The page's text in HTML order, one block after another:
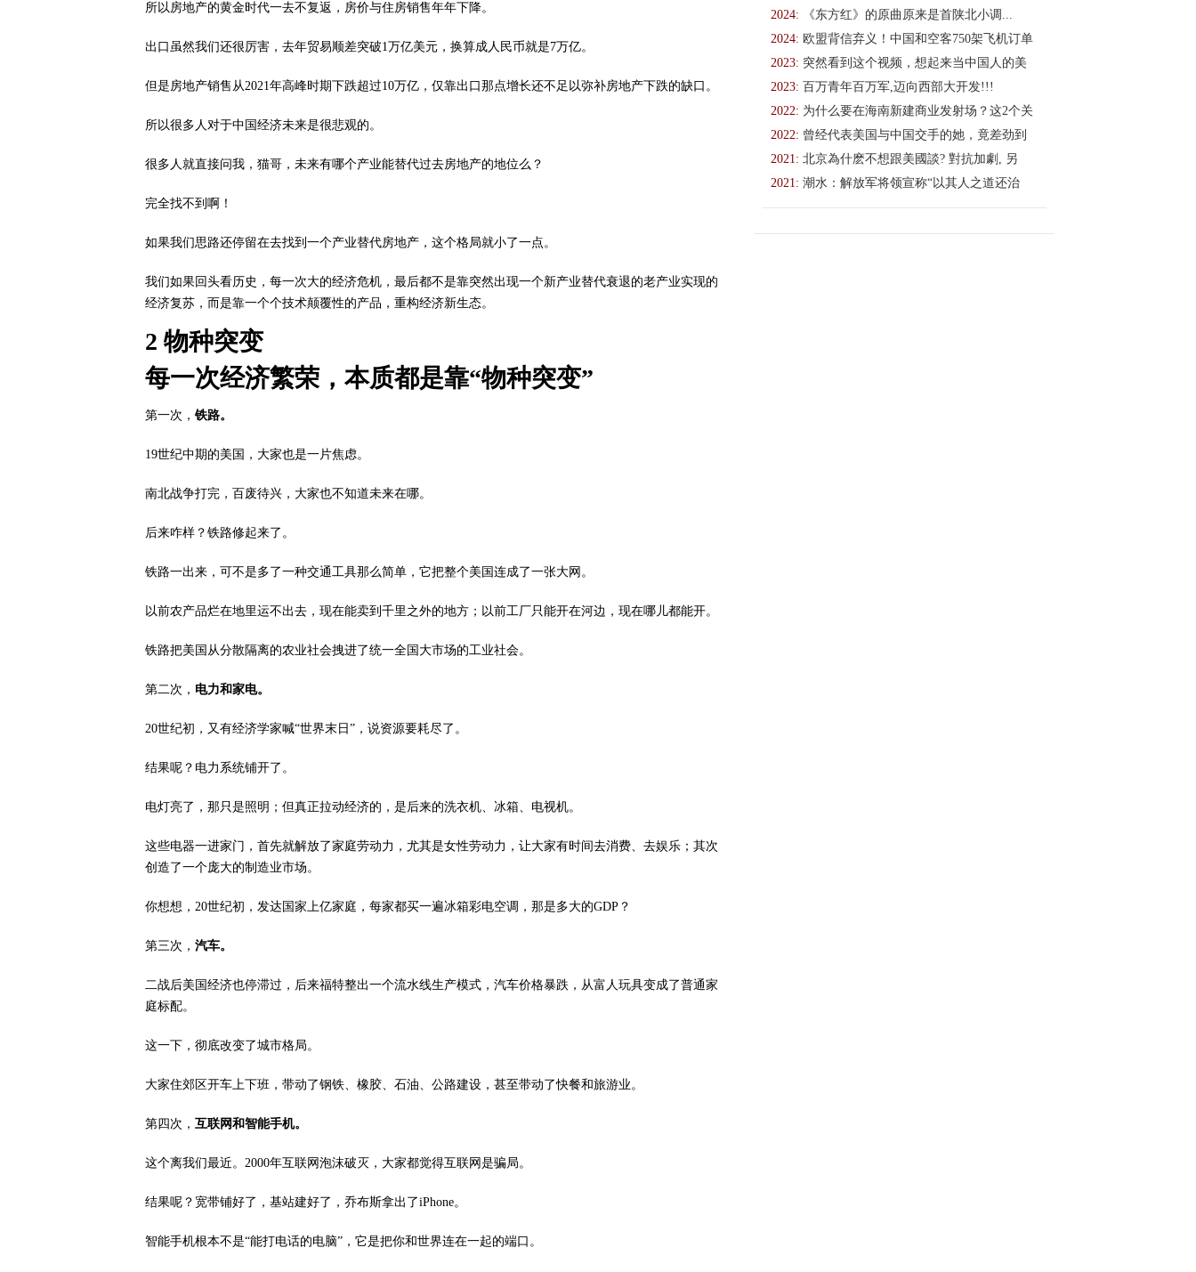
所以房地产的黄金时代一去不复返，房价与住房销售年年下降。
出口虽然我们还很厉害，去年贸易顺差突破1万亿美元，换算成人民币就是7万亿。
但是房地产销售从2021年高峰时期下跌超过10万亿，仅靠出口那点增长还不足以弥补房地产下跌的缺口。
所以很多人对于中国经济未来是很悲观的。
很多人就直接问我，猫哥，未来有哪个产业能替代过去房地产的地位么？
完全找不到啊！
如果我们思路还停留在去找到一个产业替代房地产，这个格局就小了一点。
我们如果回头看历史，每一次大的经济危机，最后都不是靠突然出现一个新产业替代衰退的老产业实现的
经济复苏，而是靠一个个技术颠覆性的产品，重构经济新生态。
2 物种突变
每一次经济繁荣，本质都是靠“物种突变”
第一次， 铁路。
19世纪中期的美国，大家也是一片焦虑。
南北战争打完，百废待兴，大家也不知道未来在哪。
后来咋样？铁路修起来了。
铁路一出来，可不是多了一种交通工具那么简单，它把整个美国连成了一张大网。
以前农产品烂在地里运不出去，现在能卖到千里之外的地方；以前工厂只能开在河边，现在哪儿都能开。
铁路把美国从分散隔离的农业社会拽进了统一全国大市场的工业社会。
第二次， 电力和家电。
20世纪初，又有经济学家喊“世界末日”，说资源要耗尽了。
结果呢？电力系统铺开了。
电灯亮了，那只是照明；但真正拉动经济的，是后来的洗衣机、冰箱、电视机。
这些电器一进家门，首先就解放了家庭劳动力，尤其是女性劳动力，让大家有时间去消费、去娱乐；其次
创造了一个庞大的制造业市场。
你想想，20世纪初，发达国家上亿家庭，每家都买一遍冰箱彩电空调，那是多大的GDP？
第三次， 汽车。
二战后美国经济也停滞过，后来福特整出一个流水线生产模式，汽车价格暴跌，从富人玩具变成了普通家
庭标配。
这一下，彻底改变了城市格局。
大家住郊区开车上下班，带动了钢铁、橡胶、石油、公路建设，甚至带动了快餐和旅游业。
第四次， 互联网和智能手机。
这个离我们最近。2000年互联网泡沫破灭，大家都觉得互联网是骗局。
结果呢？宽带铺好了，基站建好了，乔布斯拿出了iPhone。
智能手机根本不是“能打电话的电脑”，它是把你和世界连在一起的端口。
2024:
《东方红》的原曲原来是首陕北小调...
2024: 欧盟背信弃义！中国和空客750架飞机订单
2023: 突然看到这个视频，想起来当中国人的美
2023: 百万青年百万军,迈向西部大开发!!!
2022: 为什么要在海南新建商业发射场？这2个关
2022: 曾经代表美国与中国交手的她，竟差劲到
2021: 北京為什麽不想跟美國談? 對抗加劇, 另
2021: 潮水：解放军将领宣称“以其人之道还治